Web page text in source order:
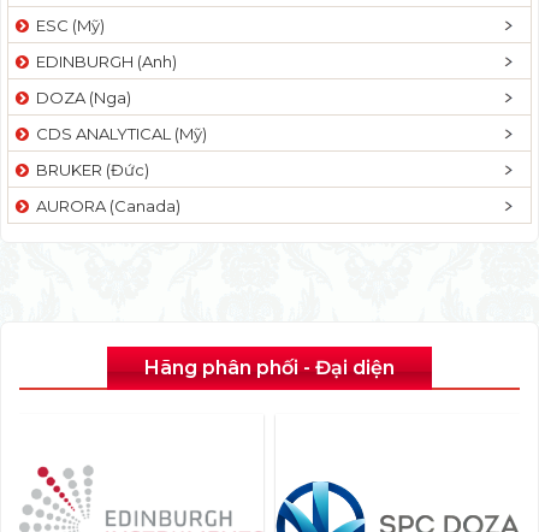
ESC (Mỹ)
EDINBURGH (Anh)
DOZA (Nga)
CDS ANALYTICAL (Mỹ)
BRUKER (Đức)
AURORA (Canada)
Hãng phân phối - Đại diện